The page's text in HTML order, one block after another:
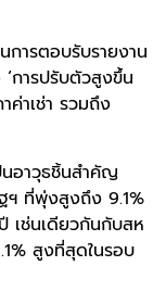
การตอบรับรายงาน
การปรับตัวสูงขึ้น
ค่าเช่า รวมถึง
นอาวุธชิ้นสำคัญ
ฯ ที่พุ่งสูงถึง 9.1%
เช่นเดียวกันกับสห
สูงที่สุดในรอบ